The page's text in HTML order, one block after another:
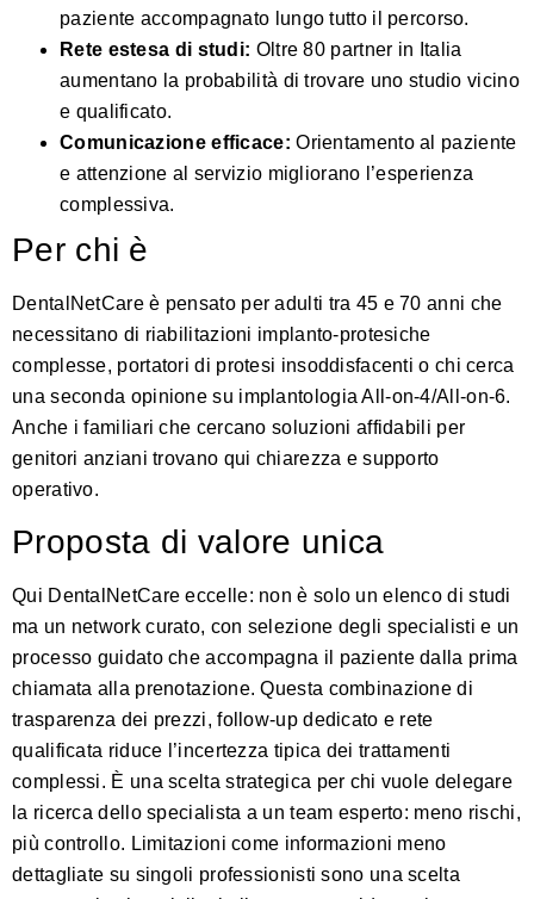
paziente accompagnato lungo tutto il percorso.
Rete estesa di studi: Oltre 80 partner in Italia
aumentano la probabilità di trovare uno studio vicino
e qualificato.
Comunicazione efficace: Orientamento al paziente
e attenzione al servizio migliorano l’esperienza
complessiva.
Per chi è
DentalNetCare è pensato per adulti tra 45 e 70 anni che
necessitano di riabilitazioni implanto-protesiche
complesse, portatori di protesi insoddisfacenti o chi cerca
una seconda opinione su implantologia All-on-4/All-on-6.
Anche i familiari che cercano soluzioni affidabili per
genitori anziani trovano qui chiarezza e supporto
operativo.
Proposta di valore unica
Qui DentalNetCare eccelle: non è solo un elenco di studi
ma un network curato, con selezione degli specialisti e un
processo guidato che accompagna il paziente dalla prima
chiamata alla prenotazione. Questa combinazione di
trasparenza dei prezzi, follow-up dedicato e rete
qualificata riduce l’incertezza tipica dei trattamenti
complessi. È una scelta strategica per chi vuole delegare
la ricerca dello specialista a un team esperto: meno rischi,
più controllo. Limitazioni come informazioni meno
dettagliate su singoli professionisti sono una scelta